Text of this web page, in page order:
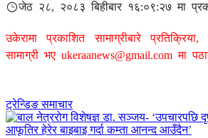
जेठ २८, २०८३ बिहीबार १६:०९:२७ मा
उकेरामा प्रकाशित सामाग्रीबारे
सामाग्री भए ukeraanews@gmail.com मा
ट्रेन्डिङ समाचार